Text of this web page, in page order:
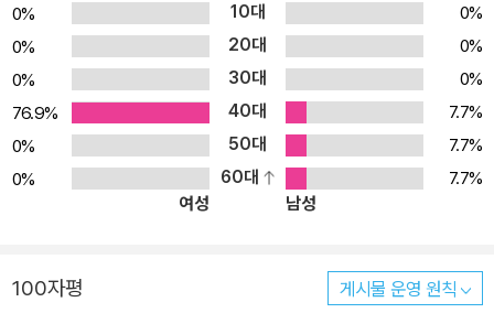
0% 10대
0%
0%
20대
0%
0%
30대
0%
76.9%
40대
7.7%
0%
50대
7.7%
0%
60대
7.7%
여성
남성
100자평 게시물 운영 원칙